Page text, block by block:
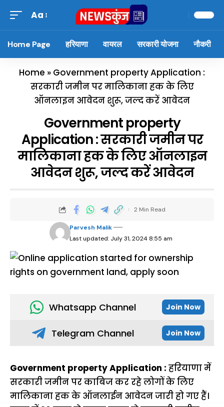
Aa
Home Page हरियाणा वायरल सरकारी योजना नौकरी
Home » Government property Application :
सरकारी जमीन पर मालिकाना हक के लिए
ऑनलाइन आवेदन शुरू, जल्द करें आवेदन
Government property
Application : सरकारी जमीन पर
मालिकाना हक के लिए ऑनलाइन
आवेदन शुरू, जल्द करें आवेदन
Last updated: July 31, 2024 8:55 am
Parvesh Malik
2 Min Read
Whatsapp Channel Join Now
Telegram Channel Join Now
Government property Application : हरियाणा में
सरकारी जमीन पर काबिज कर रहे लोगों के लिए
मालिकाना हक के ऑनलाईन आवेदन जारी हो गए हैं।